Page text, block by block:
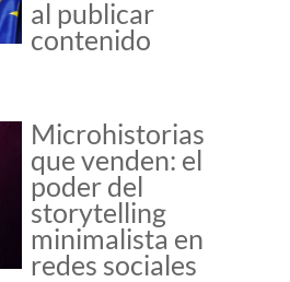
al publicar
contenido
Microhistorias
que venden: el
poder del
storytelling
minimalista en
redes sociales